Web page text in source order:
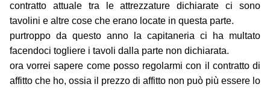
contratto attuale tra le attrezzature dichiarate ci sono
tavolini e altre cose che erano locate in questa parte.
purtroppo da questo anno la capitaneria ci ha multato
facendoci togliere i tavoli dalla parte non dichiarata.
ora vorrei sapere come posso regolarmi con il contratto di
affitto che ho, ossia il prezzo di affitto non può più essere lo